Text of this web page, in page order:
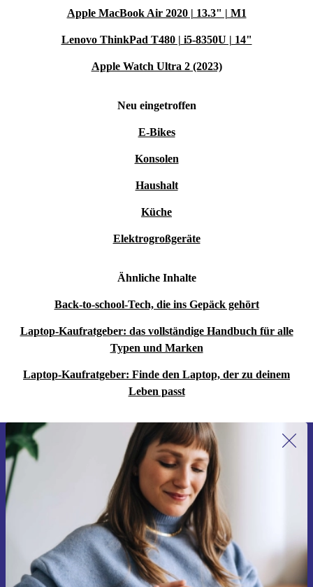
Apple MacBook Air 2020 | 13.3" | M1
Lenovo ThinkPad T480 | i5-8350U | 14"
Apple Watch Ultra 2 (2023)
Neu eingetroffen
E-Bikes
Konsolen
Haushalt
Küche
Elektrogroßgeräte
Ähnliche Inhalte
Back-to-school-Tech, die ins Gepäck gehört
Laptop-Kaufratgeber: das vollständige Handbuch für alle
Typen und Marken
Laptop-Kaufratgeber: Finde den Laptop, der zu deinem
Leben passt
Erstmals zum Newsletter anmelden,
15 € sparen!
Verpasse kein Angebot mehr.
Gutschein anfordern